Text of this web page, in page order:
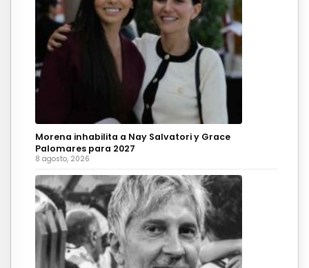
Morena inhabilita a Nay Salvatori y Grace
Palomares para 2027
8 agosto, 2026